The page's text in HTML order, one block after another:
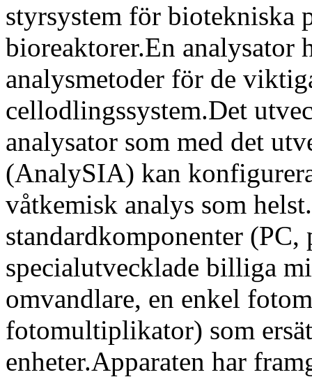
styrsystem för biotekniska
bioreaktorer.En analysator
analysmetoder för de
cellodlingssystem.Det
analysator som med det
(AnalySIA) kan
våtkemisk analys som
standardkomponenter
specialutvecklade billiga
omvandlare, en enkel
fotomultiplikator) som
enheter.Apparaten har